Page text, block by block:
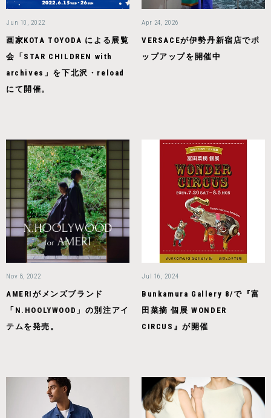
Jun 10, 2022
画家KOTA TOYODA による展覧
会「STAR CHILDREN with
archives」を下北沢・reload
にて開催。
Apr 24, 2026
VERSACEが伊勢丹新宿店でポ
ップアップを開催中
Nov 8, 2022
AMERIがメンズブランド
「N.HOOLYWOOD」の別注アイ
テムを発売。
Jul 16, 2024
Bunkamura Gallery 8/で『富
田菜摘 個展 WONDER
CIRCUS』が開催